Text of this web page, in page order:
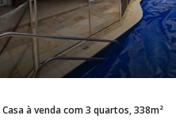
Casa à venda com 3 quartos, 338m²